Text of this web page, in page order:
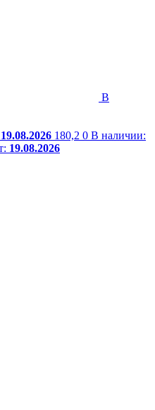
В
19.08.2026 180,2 0 В наличии:
19.08.2026